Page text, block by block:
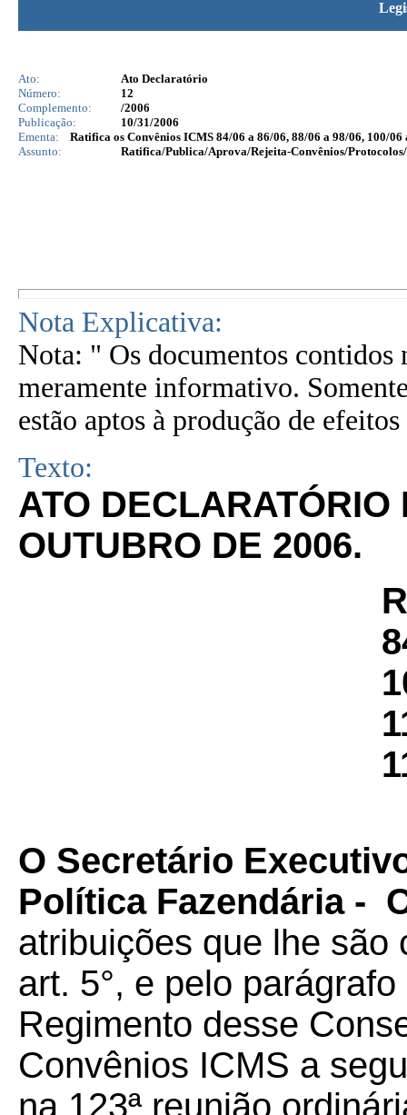
Ato:
Ato Declaratório
Número:
12
Complemento:
/2006
Publicação:
10/31/2006
Ementa:
Ratifica os Convênios ICMS 84/06 a 86/06, 88/06 a 98/06, 100/
Assunto:
Ratifica/Publica/Aprova/Rejeita-Convênios/
Nota Explicativa:
Nota: " Os documentos contidos
meramente informativo.
estão aptos à produção de
Texto:
ATO DECLARATÓRIO
OUTUBRO DE 2006.
O Secretário
Política Fazendária -
atribuições que lhe são
art. 5°, e pelo
Regimento desse
Convênios ICMS a
na 123ª reunião